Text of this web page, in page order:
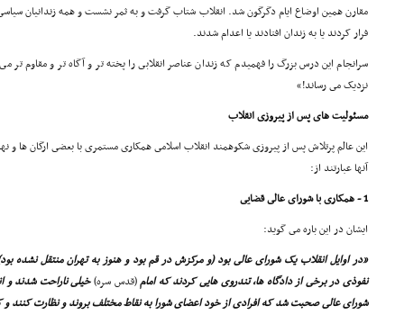
مقارن همین اوضاع ایام دگرگون شد. انقلاب شتاب گرفت و به ثمر نشست و همه زندانیان
فرار کردند یا به زندان افتادند یا اعدام شدند.
سرانجام این درس بزرگ را فهمیدم که زندان عناصر انقلابى را پخته تر و آگاه تر و مقاوم تر
نزدیک مى رساند!»
مسئولیت هاى پس از پیروزى انقلاب
این عالم پرتلاش پس از پیروزى شکوهمند انقلاب اسلامى همکارى مستمرى با بعضى ارگان ها و
آنها عبارتند از:
1 - همکارى با شوراى عالى قضایى
ایشان در این باره مى گوید:
«در اوایل انقلاب یک شوراى عالى بود (و مرکزش در قم بود و هنوز به تهران منتقل نشده
نفوذى در برخى از دادگاه ها، تندروى هایى کردند که امام(قدس سره)خیلى ناراحت شدند و
شوراى عالى صحبت شد که افرادى از خود اعضاى شورا به نقاط مختلف بروند و نظارت کنند و